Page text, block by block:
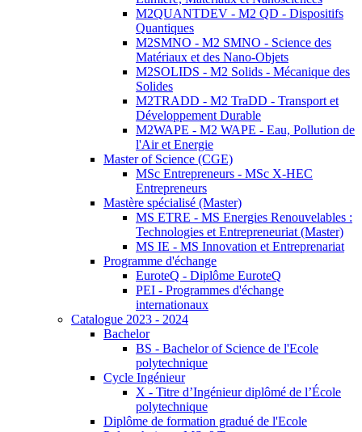
M2QUANTDEV - M2 QD - Dispositifs
Quantiques
M2SMNO - M2 SMNO - Science des
Matériaux et des Nano-Objets
M2SOLIDS - M2 Solids - Mécanique des
Solides
M2TRADD - M2 TraDD - Transport et
Développement Durable
M2WAPE - M2 WAPE - Eau, Pollution de
l'Air et Energie
Master of Science (CGE)
MSc Entrepreneurs - MSc X-HEC
Entrepreneurs
Mastère spécialisé (Master)
MS ETRE - MS Energies Renouvelables :
Technologies et Entrepreneuriat (Master)
MS IE - MS Innovation et Entreprenariat
Programme d'échange
EuroteQ - Diplôme EuroteQ
PEI - Programmes d'échange
internationaux
Catalogue 2023 - 2024
Bachelor
BS - Bachelor of Science de l'Ecole
polytechnique
Cycle Ingénieur
X - Titre d’Ingénieur diplômé de l’École
polytechnique
Diplôme de formation gradué de l'Ecole